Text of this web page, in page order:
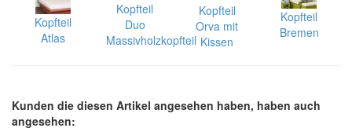
Kopfteil
Atlas
Kopfteil
Duo
Massivholzkopfteil
Kopfteil
Orva mit
Kissen
Kopfteil
Bremen
Kunden die diesen Artikel angesehen haben, haben auch
angesehen: